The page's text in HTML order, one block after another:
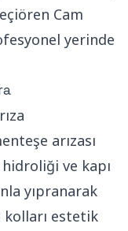
Cam
yerinde
arızası
hidroliği ve kapı
yıpranarak
kolları estetik